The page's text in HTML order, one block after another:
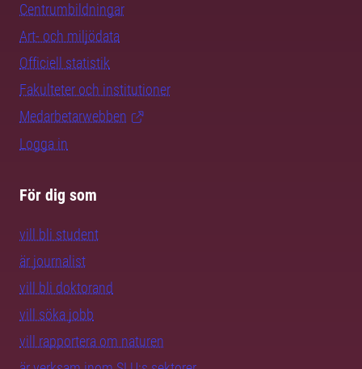
Centrumbildningar
Art- och miljödata
Officiell statistik
Fakulteter och institutioner
Medarbetarwebben
Logga in
För dig som
vill bli student
är journalist
vill bli doktorand
vill söka jobb
vill rapportera om naturen